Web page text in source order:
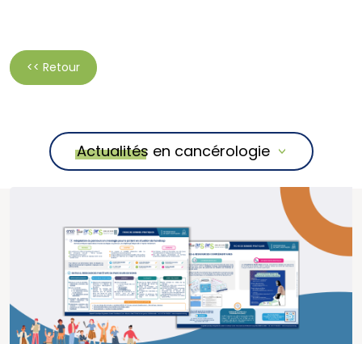
<< Retour
Actualités en cancérologie